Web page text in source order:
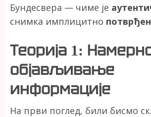
Бундесвера — чиме је
снимка имплицитно
Теорија 1:
објављивање
информације
На први поглед, били бисмо